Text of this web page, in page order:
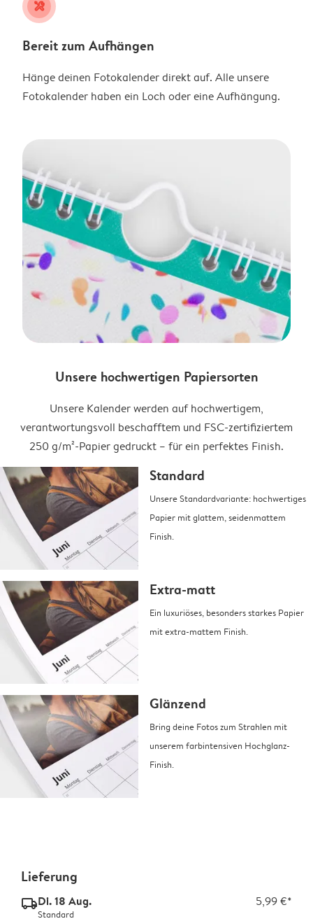
tools
Bereit zum Aufhängen
Hänge deinen Fotokalender direkt auf. Alle unsere
Fotokalender haben ein Loch oder eine Aufhängung.
Unsere hochwertigen Papiersorten
Unsere Kalender werden auf hochwertigem,
verantwortungsvoll beschafftem und FSC-zertifiziertem
250 g/m²-Papier gedruckt – für ein perfektes Finish.
Standard
Unsere Standardvariante: hochwertiges
Papier mit glattem, seidenmattem
Finish.
Extra-matt
Ein luxuriöses, besonders starkes Papier
mit extra-mattem Finish.
Glänzend
Bring deine Fotos zum Strahlen mit
unserem farbintensiven Hochglanz-
Finish.
Lieferung
delivery_standard_v2Di. 18 Aug. 5,99 €*
Standard